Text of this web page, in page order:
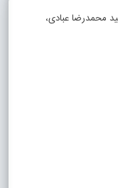
محمدرضا عبادی،